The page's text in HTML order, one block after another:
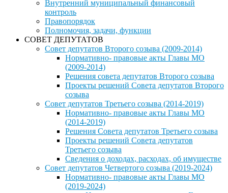
Внутренний муниципальный финансовый
контроль
Правопорядок
Полномочия, задачи, функции
СОВЕТ ДЕПУТАТОВ
Совет депутатов Второго созыва (2009-2014)
Нормативно- правовые акты Главы МО
(2009-2014)
Решения совета депутатов Второго созыва
Проекты решений Совета депутатов Второго
созыва
Совет депутатов Третьего созыва (2014-2019)
Нормативно- правовые акты Главы МО
(2014-2019)
Решения Совета депутатов Третьего созыва
Проекты решений Совета депутатов
Третьего созыва
Сведения о доходах, расходах, об имуществе
Совет депутатов Четвертого созыва (2019-2024)
Нормативно- правовые акты Главы МО
(2019-2024)